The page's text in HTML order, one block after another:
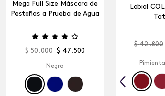
Mega Full Size Máscara de
Pestañas a Prueba de Agua
$ 50.000 $ 47.500
Negro
Labial
$ 42.800